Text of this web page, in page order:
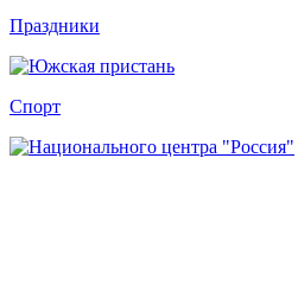
Праздники
Спорт